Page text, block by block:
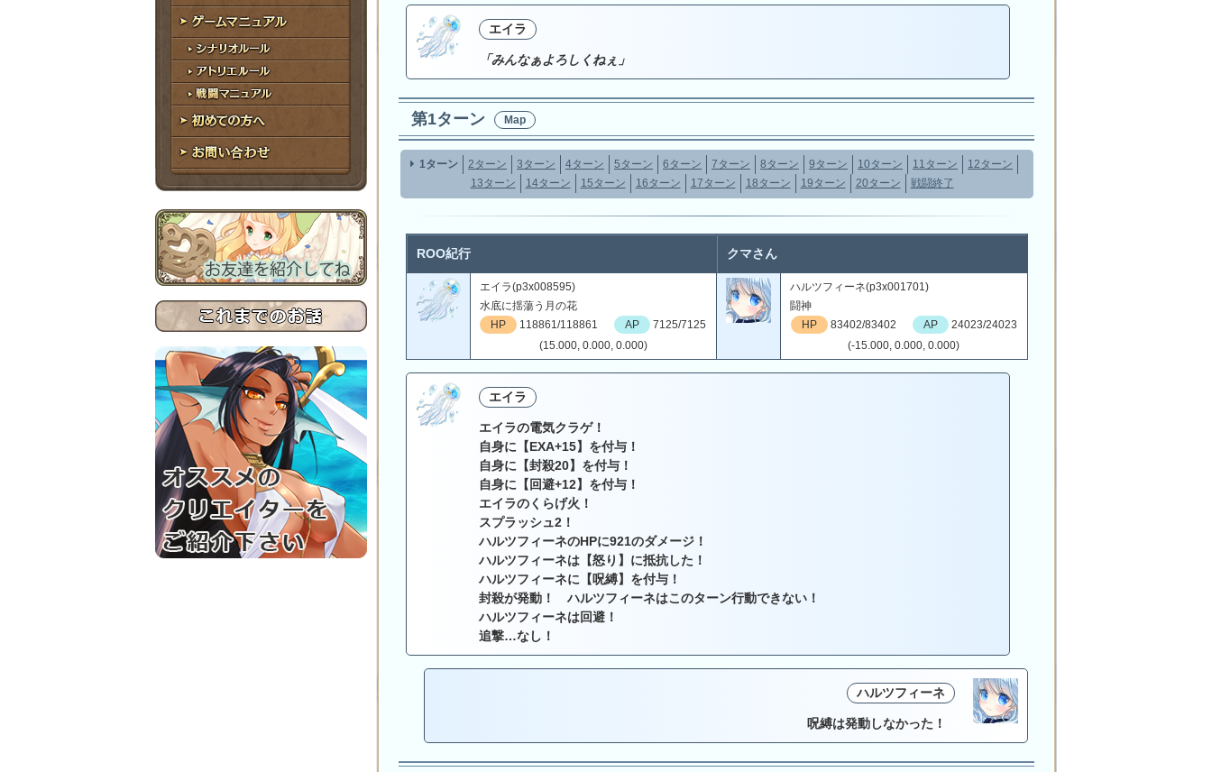
サイドストーリー
ゲームマニュアル
シナリオルール
アトリエルール
戦闘マニュアル
初めての方へ
お問い合わせ
エイラ
「みんなぁよろしくねぇ」
第1ターン Map
1ターン 2ターン 3ターン 4ターン 5ターン 6ターン 7ターン 8ターン 9ターン 10ターン 11ターン
12ターン
13ターン
14ターン 15ターン 16ターン 17ターン 18ターン 19ターン 20ターン 戦闘終了
ROO紀行 クマさん
エイラ(p3x008595)
水底に揺蕩う月の花
HP
118861/118861 AP
7125/7125
(15.000, 0.000, 0.000)
ハルツフィーネ(p3x001701)
闘神
HP
83402/83402 AP
24023/24023
(-15.000, 0.000, 0.000)
エイラ
エイラの電気クラゲ！
自身に【EXA+15】を付与！
自身に【封殺20】を付与！
自身に【回避+12】を付与！
エイラのくらげ火！
スプラッシュ2！
ハルツフィーネのHPに921のダメージ！
ハルツフィーネは【怒り】に抵抗した！
ハルツフィーネに【呪縛】を付与！
封殺が発動！ ハルツフィーネはこのターン行動できない！
ハルツフィーネは回避！
追撃…なし！
ハルツフィーネ
呪縛は発動しなかった！